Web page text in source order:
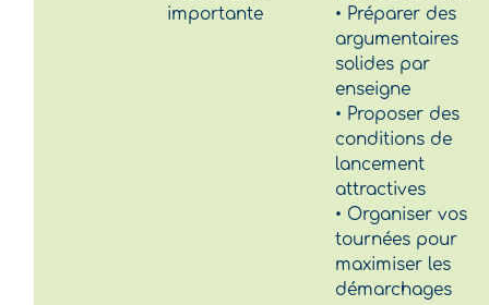
importante
• Préparer des
argumentaires
solides par
enseigne
• Proposer des
conditions de
lancement
attractives
• Organiser vos
tournées pour
maximiser les
démarchages